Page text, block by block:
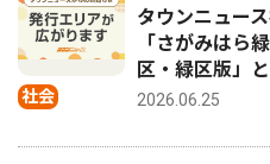
社会
タウンニュー
「さがみはら
区・緑区版」
2026.06.25